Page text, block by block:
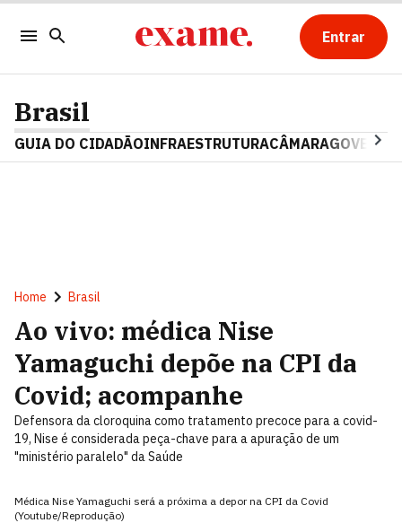
Entrar
Brasil
GUIA DO CIDADÃOINFRAESTRUTURACÂMARAGOVERNO
Home Brasil
Ao vivo: médica Nise
Yamaguchi depõe na CPI da
Covid; acompanhe
Defensora da cloroquina como tratamento precoce para a covid-
19, Nise é considerada peça-chave para a apuração de um
"ministério paralelo" da Saúde
Médica Nise Yamaguchi será a próxima a depor na CPI da Covid
(Youtube/Reprodução)